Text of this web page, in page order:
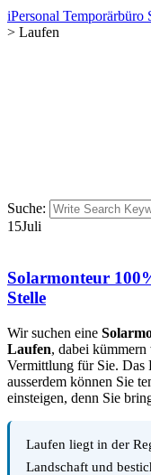
iPersonal Temporärbüro
> Laufen
Suche:
15Juli
Solarmonteur
Stelle
Wir suchen eine
Laufen, dabei
Vermittlung für Sie. Das
ausserdem können Sie
einsteigen, denn Sie
Laufen liegt in der
Landschaft und